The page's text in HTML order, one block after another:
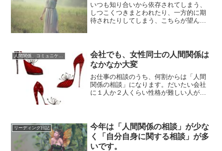
いつも知り合いから依存されてしまう、
しつこくつきまとわれたり、一方的に期
待されたりしてしまう、こちらが望んで
人間関係、コミュニケーション
会社でも、女性同士の人間関係は
なかなか大変
お仕事の相談のうち、何割からは「人間
関係の相談」になります。だいたい会社
に１人か２人くらい性格が難しい人がい
リーディング日記
今年は「人間関係の相談」が少な
く「自分自身に関する相談」が多
いです。